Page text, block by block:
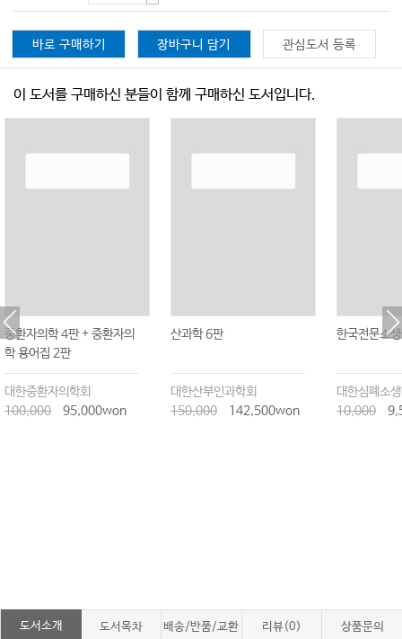
바로 구매하기 장바구니 담기 관심도서 등록
이 도서를 구매하신 분들이 함께 구매하신 도서입니다.
중환자의학 4판 + 중환자의
학 용어집 2판
대한중환자의학회
100,000
95,000won
산과학 6판
대한산부인과학회
150,000
142,500won
한국전문소
대한심폐소
10,000
도서소개 도서목차 배송/반품/교환 리뷰(0) 상품문의